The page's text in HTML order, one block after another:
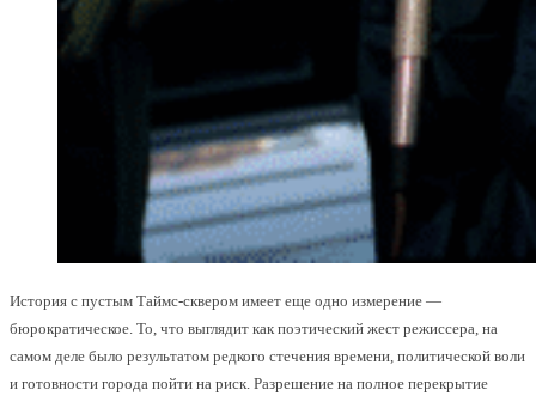
История с пустым Таймс-сквером имеет еще одно измерение —
бюрократическое. То, что выглядит как поэтический жест режиссера, на
самом деле было результатом редкого стечения времени, политической воли
и готовности города пойти на риск. Разрешение на полное перекрытие